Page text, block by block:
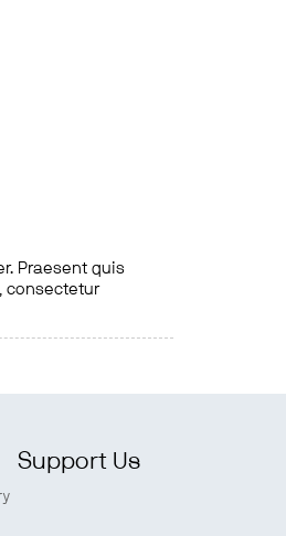
Praesent quis
consectetur
Support Us